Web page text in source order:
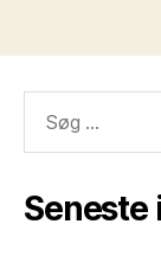
efter: